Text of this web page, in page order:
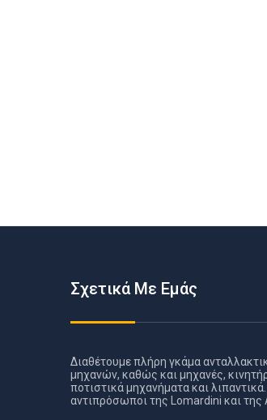
Σχετικά Με Εμάς
Διαθέτουμε πλήρη γκάμα
μηχανών, καθώς και μηχανές,
ποτιστικά μηχανήματα και
αντιπρόσωποι της Lomardini και